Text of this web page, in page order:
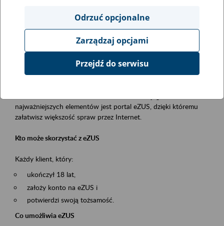
Obszar merytoryczny
obsługa klientów
Opis wydarzenia
Platforma Usług Elektronicznych ZUS eZUS
najważniejszych elementów jest portal eZUS, dzięki któremu
załatwisz większość spraw przez Internet.
Kto może skorzystać z eZUS
Każdy klient, który:
ukończył 18 lat,
założy konto na eZUS i
potwierdzi swoją tożsamość.
Co umożliwia eZUS
Odrzuć opcjonalne
Zarządzaj opcjami
Przejdź do serwisu